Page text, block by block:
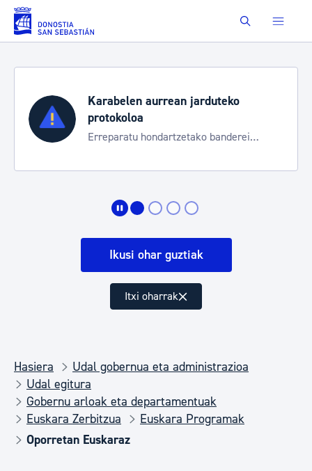
Eduki nagusira joan Buscar
Karabelen aurrean jarduteko
protokoloa
Erreparatu hondartzetako banderei
Ikusi ohar guztiak
Itxi oharrak
Hasiera
Udal gobernua eta administrazioa
Udal egitura
Gobernu arloak eta departamentuak
Euskara Zerbitzua
Euskara Programak
Oporretan Euskaraz